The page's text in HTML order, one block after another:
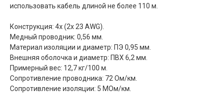
использовать кабель длиной не более 110 м.
Конструкция: 4x (2х 23 AWG).
Медный проводник: 0,56 мм.
Материал изоляции и диаметр: ПЭ 0,95 мм.
Внешняя оболочка и диаметр: ПВХ 6,2 мм.
Примерный вес: 12,7 кг/100 м.
Сопротивление проводника: 72 Ом/км.
Сопротивление изоляции: 5 МОм/км.